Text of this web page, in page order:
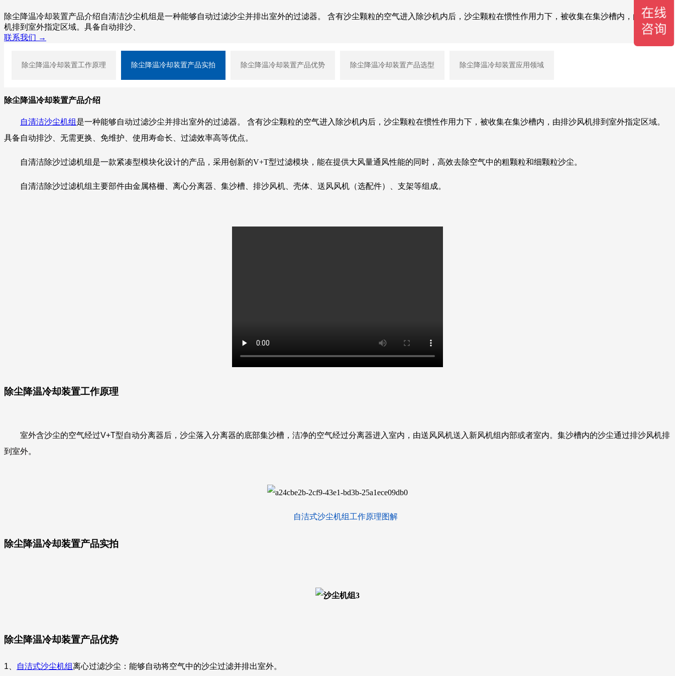
除尘降温冷却装置产品介绍自清洁沙尘机组是一种能够自动过滤沙尘并排出室外的过滤器。 含有沙尘颗粒的空气进入除沙机内后，沙尘颗粒在惯性作用力下，被收集在集沙槽内，由排沙风
机排到室外指定区域。具备自动排沙、
联系我们 →
除尘降温冷却装置工作原理 除尘降温冷却装置产品实拍 除尘降温冷却装置产品优势 除尘降温冷却装置产品选型 除尘降温冷却装置应用领域
除尘降温冷却装置产品介绍
自清洁沙尘机组 是一种能够自动过滤沙尘并排出室外的过滤器。 含有沙尘颗粒的空气进入除沙机内后，沙尘颗粒在惯性作用力下，被收集在集沙槽内，由排沙风机排到室外指定区域。
具备自动排沙、无需更换、免维护、使用寿命长、过滤效率高等优点。
自清洁除沙过滤机组是一款紧凑型模块化设计的产品，采用创新的V+T型过滤模块，能在提供大风量通风性能的同时，高效去除空气中的粗颗粒和细颗粒沙尘。
自清洁除沙过滤机组主要部件由金属格栅、离心分离器、集沙槽、排沙风机、壳体、送风风机（选配件）、支架等组成。
除尘降温冷却装置工作原理
室外含沙尘的空气经过V+T型自动分离器后，沙尘落入分离器的底部集沙槽，洁净的空气经过分离器进入室内，由送风风机送入新风机组内部或者室内。集沙槽内的沙尘通过排沙风机排
到室外。
自洁式沙尘机组工作原理图解
除尘降温冷却装置产品实拍
除尘降温冷却装置产品优势
1、 自洁式沙尘机组离心过滤沙尘：能够自动将空气中的沙尘过滤并排出室外。